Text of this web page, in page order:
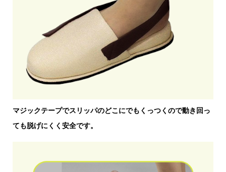
マジックテープでスリッパのどこにでもくっつくので動き回っ
ても脱げにくく安全です。